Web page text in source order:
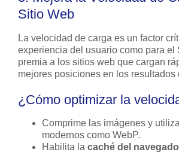
Sitio Web
La velocidad de carga es un factor
experiencia del usuario como para el
premia a los sitios web que cargan
mejores posiciones en los resultados
¿Cómo optimizar la
Comprime las imágenes y
modernos como WebP.
Habilita la caché del